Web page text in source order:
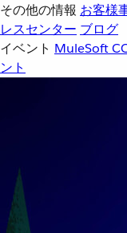
その他の情報 お客様
レスセンター ブログ
イベント MuleSoft
ント